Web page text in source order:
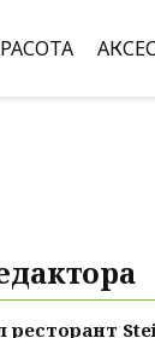
ресторант